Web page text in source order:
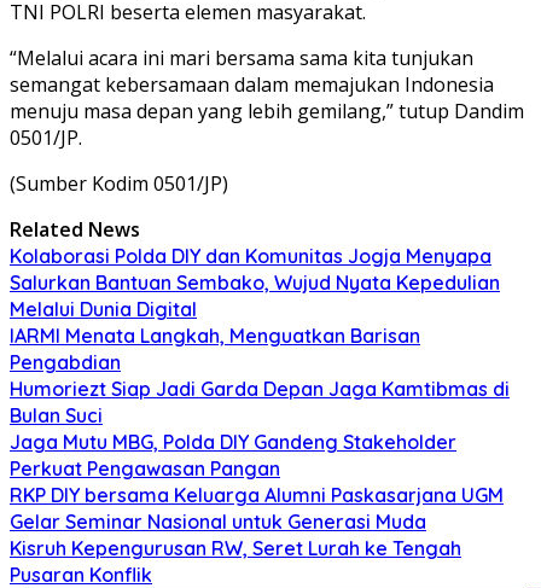
TNI POLRI beserta elemen masyarakat.
“Melalui acara ini mari bersama sama kita tunjukan
semangat kebersamaan dalam memajukan Indonesia
menuju masa depan yang lebih gemilang,” tutup Dandim
0501/JP.
(Sumber Kodim 0501/JP)
Related News
Kolaborasi Polda DIY dan Komunitas Jogja Menyapa
Salurkan Bantuan Sembako, Wujud Nyata Kepedulian
Melalui Dunia Digital
IARMI Menata Langkah, Menguatkan Barisan
Pengabdian
Humoriezt Siap Jadi Garda Depan Jaga Kamtibmas di
Bulan Suci
Jaga Mutu MBG, Polda DIY Gandeng Stakeholder
Perkuat Pengawasan Pangan
RKP DIY bersama Keluarga Alumni Paskasarjana UGM
Gelar Seminar Nasional untuk Generasi Muda
Kisruh Kepengurusan RW, Seret Lurah ke Tengah
Pusaran Konflik